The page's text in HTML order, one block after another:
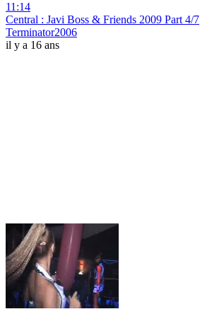
11:14
Central : Javi Boss & Friends 2009 Part 4/7
Terminator2006
il y a 16 ans